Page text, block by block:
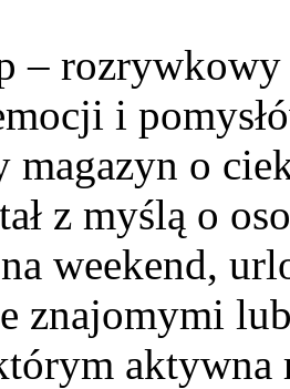
–
i
magazyn o
z myślą o
weekend,
znajomymi
aktywna